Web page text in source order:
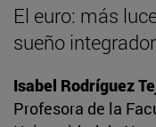
El euro: más
sueño integrador
Isabel Rodríguez
Profesora de la